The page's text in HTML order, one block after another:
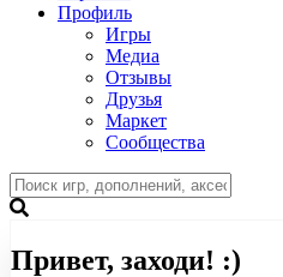
Профиль
Игры
Медиа
Отзывы
Друзья
Маркет
Сообщества
Привет, заходи! :)